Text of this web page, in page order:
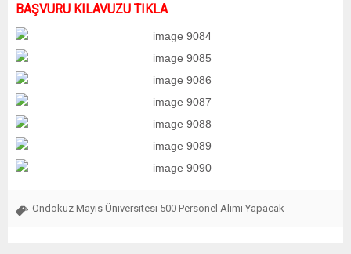
BAŞVURU KILAVUZU TIKLA
Ondokuz Mayıs Üniversitesi 500 Personel Alımı Yapacak